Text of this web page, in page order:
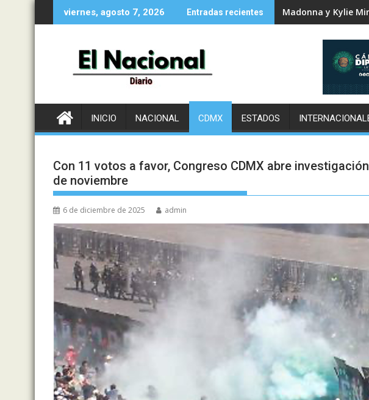
al
viernes, agosto 7, 2026 Entradas recientes Karol G revela el
INICIO NACIONAL CDMX ESTADOS
Con 11 votos a favor, Congreso CDMX abre
de noviembre
6 de diciembre de 2025 admin